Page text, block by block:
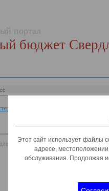
портал
бюджет
Этот сайт использует файлы
адресе,
обслуживания. Продолжая
финансов Свердловской области
области